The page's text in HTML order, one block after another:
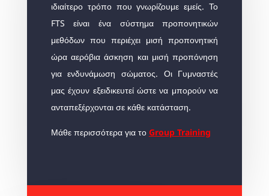
ιδιαίτερο τρόπο που γνωρίζουμε εμείς. Το
FTS είναι ένα σύστημα προπονητικών
μεθόδων που περιέχει μισή προπονητική
ώρα αερόβια άσκηση και μισή προπόνηση
για ενδυνάμωση σώματος. Οι Γυμναστές
μας έχουν εξειδικευτεί ώστε να μπορούν να
ανταπεξέρχονται σε κάθε κατάσταση.
Μάθε περισσότερα για το Group Training